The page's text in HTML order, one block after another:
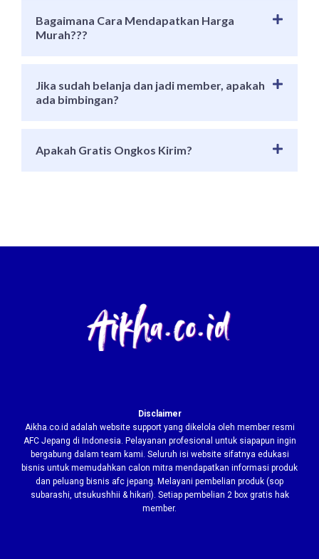
Bagaimana Cara Mendapatkan Harga
Murah???
Jika sudah belanja dan jadi member, apakah
ada bimbingan?
Apakah Gratis Ongkos Kirim?
Disclaimer
Aikha.co.id adalah website support yang dikelola oleh member resmi
AFC Jepang di Indonesia. Pelayanan profesional untuk siapapun ingin
bergabung dalam team kami. Seluruh isi website sifatnya edukasi
bisnis untuk memudahkan calon mitra mendapatkan informasi produk
dan peluang bisnis afc jepang. Melayani pembelian produk (sop
subarashi, utsukushhii & hikari). Setiap pembelian 2 box gratis hak
member.